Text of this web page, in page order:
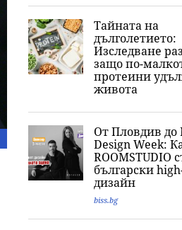
Тайната на
дълголетието:
Изследване
защо по-
протеини
живота
От Пловдив до
Design Week:
ROOMSTUDIO
български
дизайн
biss.bg